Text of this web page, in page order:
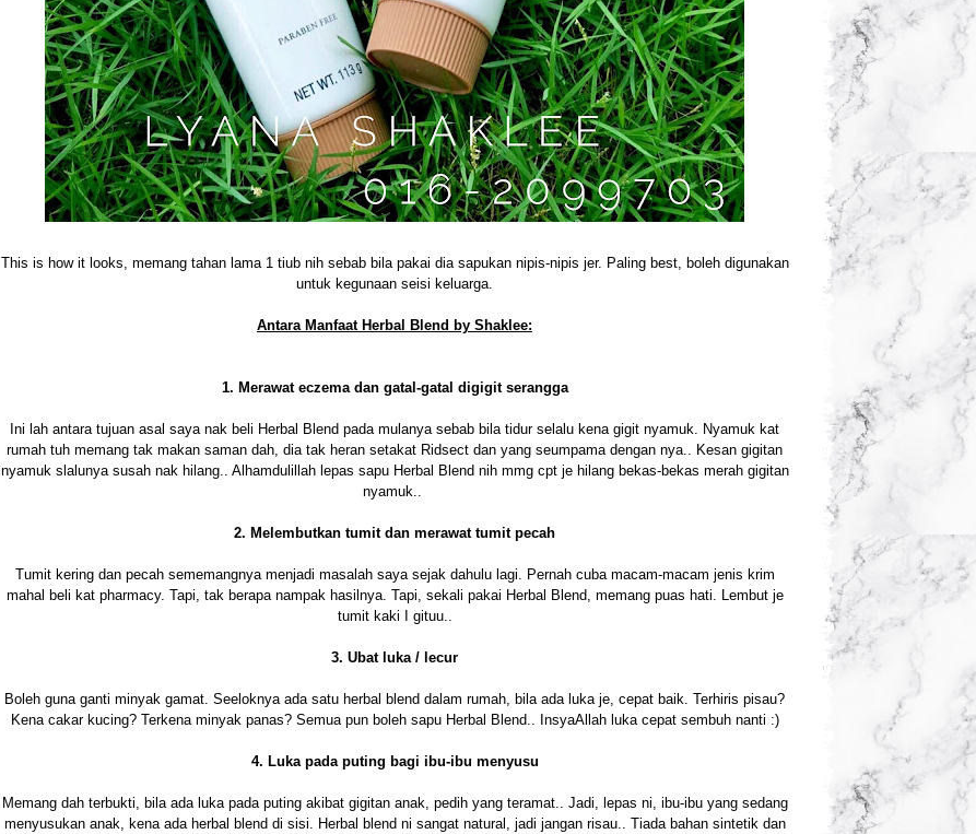
This is how it looks, memang tahan lama 1 tiub nih sebab bila pakai dia sapukan nipis-nipis jer. Paling best, boleh digunakan
untuk kegunaan seisi keluarga.
Antara Manfaat Herbal Blend by Shaklee:
1. Merawat eczema dan gatal-gatal digigit serangga
Ini lah antara tujuan asal saya nak beli Herbal Blend pada mulanya sebab bila tidur selalu kena gigit nyamuk. Nyamuk kat
rumah tuh memang tak makan saman dah, dia tak heran setakat Ridsect dan yang seumpama dengan nya.. Kesan gigitan
nyamuk slalunya susah nak hilang.. Alhamdulillah lepas sapu Herbal Blend nih mmg cpt je hilang bekas-bekas merah gigitan
nyamuk..
2. Melembutkan tumit dan merawat tumit pecah
Tumit kering dan pecah sememangnya menjadi masalah saya sejak dahulu lagi. Pernah cuba macam-macam jenis krim
mahal beli kat pharmacy. Tapi, tak berapa nampak hasilnya. Tapi, sekali pakai Herbal Blend, memang puas hati. Lembut je
tumit kaki I gituu..
3. Ubat luka / lecur
Boleh guna ganti minyak gamat. Seeloknya ada satu herbal blend dalam rumah, bila ada luka je, cepat baik. Terhiris pisau?
Kena cakar kucing? Terkena minyak panas? Semua pun boleh sapu Herbal Blend.. InsyaAllah luka cepat sembuh nanti :)
4. Luka pada puting bagi ibu-ibu menyusu
Memang dah terbukti, bila ada luka pada puting akibat gigitan anak, pedih yang teramat.. Jadi, lepas ni, ibu-ibu yang sedang
menyusukan anak, kena ada herbal blend di sisi. Herbal blend ni sangat natural, jadi jangan risau.. Tiada bahan sintetik dan